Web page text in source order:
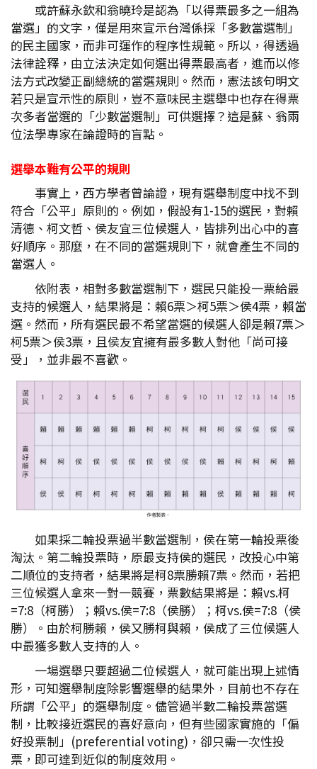
或許蘇永欽和翁曉玲是認為「以得票最多之一組為
當選」的文字，僅是用來宣示台灣係採「多數當選制」
的民主國家，而非可運作的程序性規範。所以，得透過
法律詮釋，由立法決定如何選出得票最高者，進而以修
法方式改變正副總統的當選規則。然而，憲法該句明文
若只是宣示性的原則，豈不意味民主選舉中也存在得票
次多者當選的「少數當選制」可供選擇？這是蘇、翁兩
位法學專家在論證時的盲點。
選舉本難有公平的規則
事實上，西方學者曾論證，現有選舉制度中找不到
符合「公平」原則的。例如，假設有1-15的選民，對賴
清德、柯文哲、侯友宜三位候選人，皆排列出心中的喜
好順序。那麼，在不同的當選規則下，就會產生不同的
當選人。
依附表，相對多數當選制下，選民只能投一票給最
支持的候選人，結果將是：賴6票＞柯5票＞侯4票，賴當
選。然而，所有選民最不希望當選的候選人卻是賴7票＞
柯5票＞侯3票，且侯友宜擁有最多數人對他「尚可接
受」，並非最不喜歡。
如果採二輪投票過半數當選制，侯在第一輪投票後
淘汰。第二輪投票時，原最支持侯的選民，改投心中第
二順位的支持者，結果將是柯8票勝賴7票。然而，若把
三位候選人拿來一對一競賽，票數結果將是：賴vs.柯
=7:8（柯勝）；賴vs.侯=7:8（侯勝）；柯vs.侯=7:8（侯
勝）。由於柯勝賴，侯又勝柯與賴，侯成了三位候選人
中最獲多數人支持的人。
一場選舉只要超過二位候選人，就可能出現上述情
形，可知選舉制度除影響選舉的結果外，目前也不存在
所謂「公平」的選舉制度。儘管過半數二輪投票當選
制，比較接近選民的喜好意向，但有些國家實施的「偏
好投票制」(preferential voting)，卻只需一次性投
票，即可達到近似的制度效用。